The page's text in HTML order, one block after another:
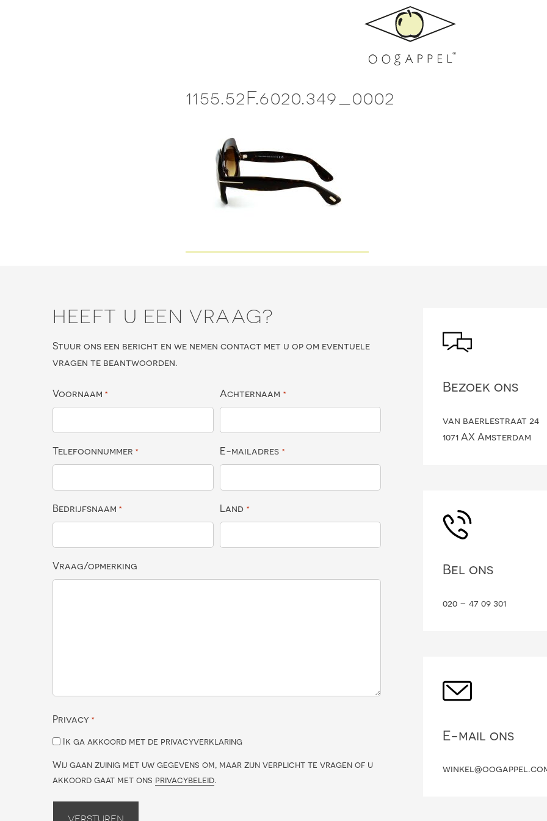
1155.52F.6020.349_0002
HEEFT U EEN VRAAG?
Stuur ons een bericht en we nemen contact met u op om eventuele
vragen te beantwoorden.
Voornaam * Achternaam *
Telefoonnummer * E-mailadres *
Bedrijfsnaam * Land *
Vraag/opmerking
Privacy *
Ik ga akkoord met de privacyverklaring
Wij gaan zuinig met uw gegevens om, maar zijn verplicht te vragen of u
akkoord gaat met ons privacybeleid.
Bezoek ons
van baerlestraat 24
1071 AX Amsterdam
Bel ons
020 – 47 09 301
E-mail ons